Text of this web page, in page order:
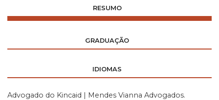
RESUMO
GRADUAÇÃO
IDIOMAS
Advogado do Kincaid | Mendes Vianna Advogados.